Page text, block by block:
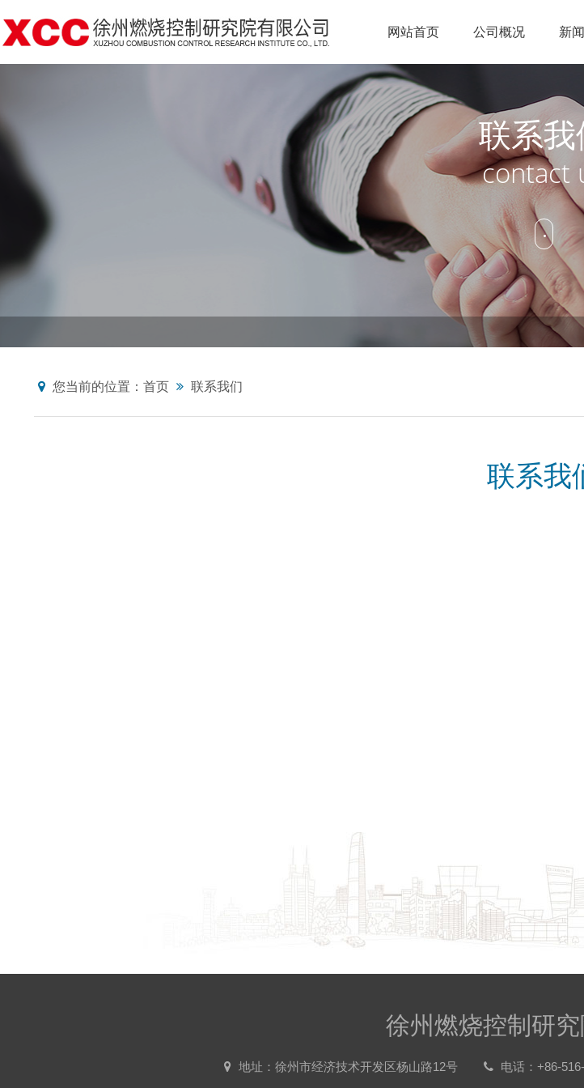
网站首页 公司概况
科研实力
企业文化
资质荣誉
新
公
行
节能点火
低NOX燃烧
工业火炬
烟气治理
联系我
contact
您当前的位置： 首页 联系我们
联系我
徐州燃烧控制研究
地址：徐州市经济技术开发区杨山路12号 电话：+86-